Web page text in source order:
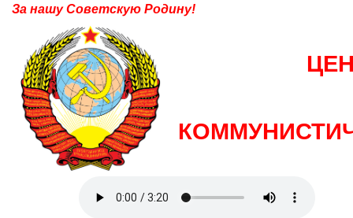
За нашу Советскую Родину!